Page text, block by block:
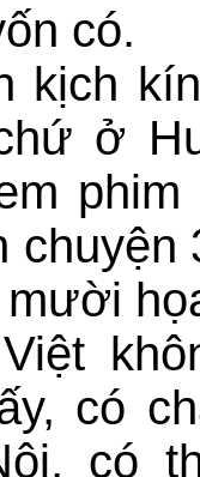
có.
kịch
ở
có
có